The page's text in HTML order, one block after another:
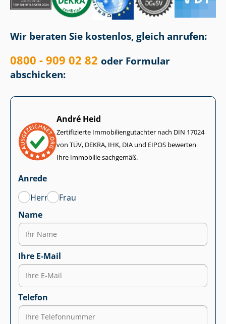
Wir beraten Sie kostenlos, gleich anrufen:
0800 - 909 02 82 oder Formular
abschicken:
André Heid
Zertifizierte Im­mo­bi­li­en­gut­ach­ter nach DIN 17024
von TÜV, DEKRA, IHK, DIA und EIPOS bewerten
Ihre Immobilie sachgemäß.
Anrede
Herr
Frau
Name
Ihre E-Mail
Telefon